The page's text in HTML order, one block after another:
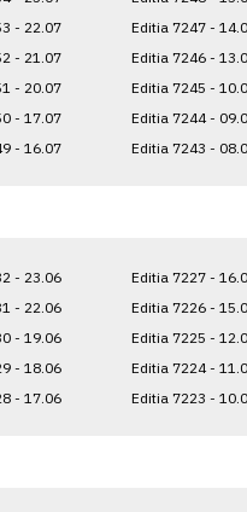
- 22.07
- 21.07
- 20.07
- 17.07
- 16.07
Editia 7247 -
Editia 7246 -
Editia 7245 -
Editia 7244 -
Editia 7243 -
- 23.06
- 22.06
- 19.06
- 18.06
- 17.06
Editia 7227 -
Editia 7226 -
Editia 7225 -
Editia 7224 -
Editia 7223 -